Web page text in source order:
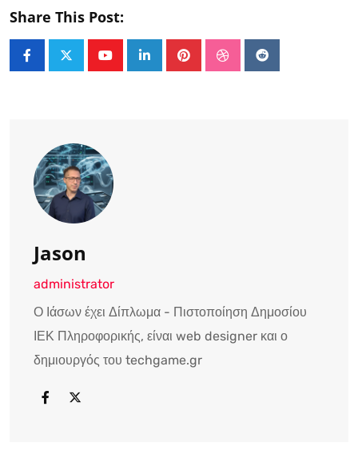
Share This Post:
LinkedInPinterestStumbleUpon
Reddit
Jason
administrator
Ο Ιάσων έχει Δίπλωμα - Πιστοποίηση Δημοσίου
ΙΕΚ Πληροφορικής, είναι web designer και ο
δημιουργός του techgame.gr